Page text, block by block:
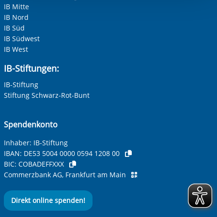
Einwilligung.
IB Mitte
IB Nord
IB Süd
IB Südwest
IB West
IB-Stiftungen:
IB-Stiftung
Stiftung Schwarz-Rot-Bunt
Spendenkonto
Inhaber: IB-Stiftung
IBAN: DE53 5004 0000 0594 1208 00
BIC: COBADEFFXXX
Commerzbank AG, Frankfurt am Main
Direkt online spenden!